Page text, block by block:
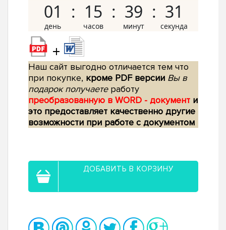
01 15 39 30
+
Наш сайт выгодно отличается тем что
при покупке, кроме PDF версии Вы в
подарок получаетеработу
преобразованную в WORD - документ и
это предоставляет качественно другие
возможности при работе с документом
ДОБАВИТЬ В КОРЗИНУ